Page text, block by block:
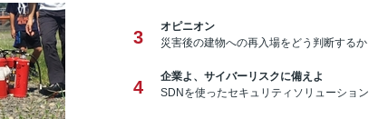
3
オピニオン
災害後の建物への再入場をどう判断するか
4
企業よ、サイバーリスクに備えよ
SDNを使ったセキュリティソリューション